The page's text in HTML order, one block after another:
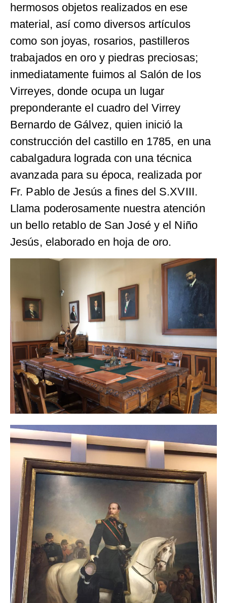
hermosos objetos realizados en ese
material, así como diversos artículos
como son joyas, rosarios, pastilleros
trabajados en oro y piedras preciosas;
inmediatamente fuimos al Salón de los
Virreyes, donde ocupa un lugar
preponderante el cuadro del Virrey
Bernardo de Gálvez, quien inició la
construcción del castillo en 1785, en una
cabalgadura lograda con una técnica
avanzada para su época, realizada por
Fr. Pablo de Jesús a fines del S.XVIII.
Llama poderosamente nuestra atención
un bello retablo de San José y el Niño
Jesús, elaborado en hoja de oro.